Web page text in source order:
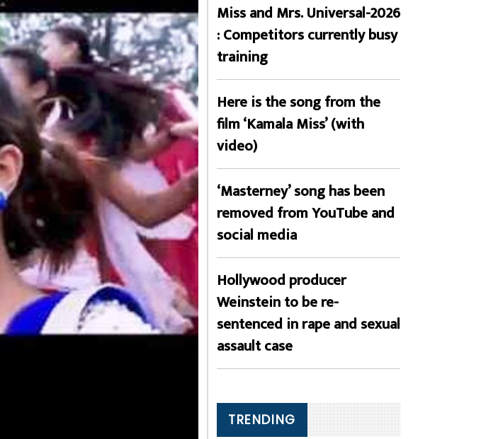
Miss and Mrs. Universal-2026
: Competitors currently busy
training
Here is the song from the
film ‘Kamala Miss’ (with
video)
‘Masterney’ song has been
removed from YouTube and
social media
Hollywood producer
Weinstein to be re-
sentenced in rape and sexual
assault case
TRENDING